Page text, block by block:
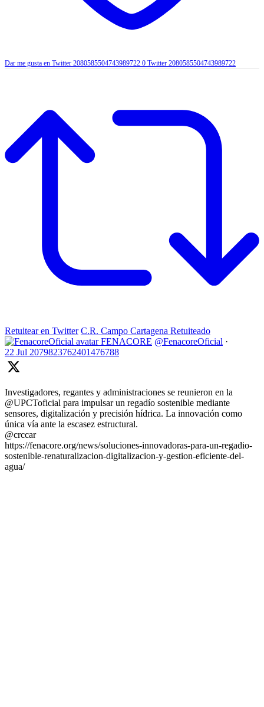
Dar me gusta en Twitter 2080585504743989722 0 Twitter 2080585504743989722
Retuitear en Twitter C.R. Campo Cartagena Retuiteado
FENACORE @FenacoreOficial ·
22 Jul 2079823762401476788
Investigadores, regantes y administraciones se reunieron en la
@UPCToficial para impulsar un regadío sostenible mediante
sensores, digitalización y precisión hídrica. La innovación como
única vía ante la escasez estructural.
@crccar
https://fenacore.org/news/soluciones-innovadoras-para-un-regadio-
sostenible-renaturalizacion-digitalizacion-y-gestion-eficiente-del-
agua/